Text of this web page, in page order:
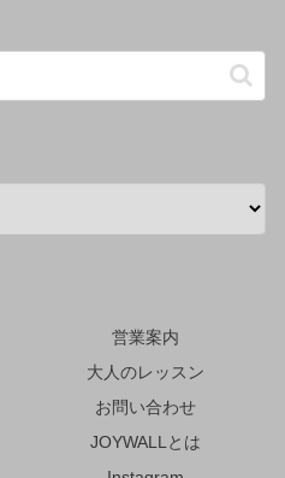
営業案内
大人のレッスン
お問い合わせ
JOYWALLとは